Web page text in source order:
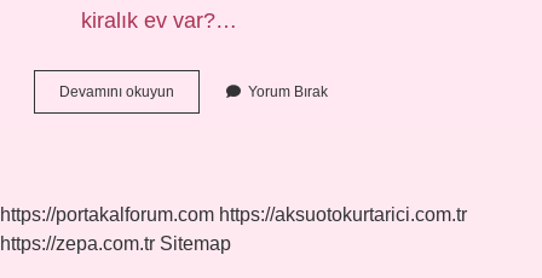
kiralık ev var?…
Devamını okuyun Türkiyenin
Yüzde
Yorum Bırak
https://portakalforum.com https://aksuotokurtarici.com.tr
https://zepa.com.tr Sitemap